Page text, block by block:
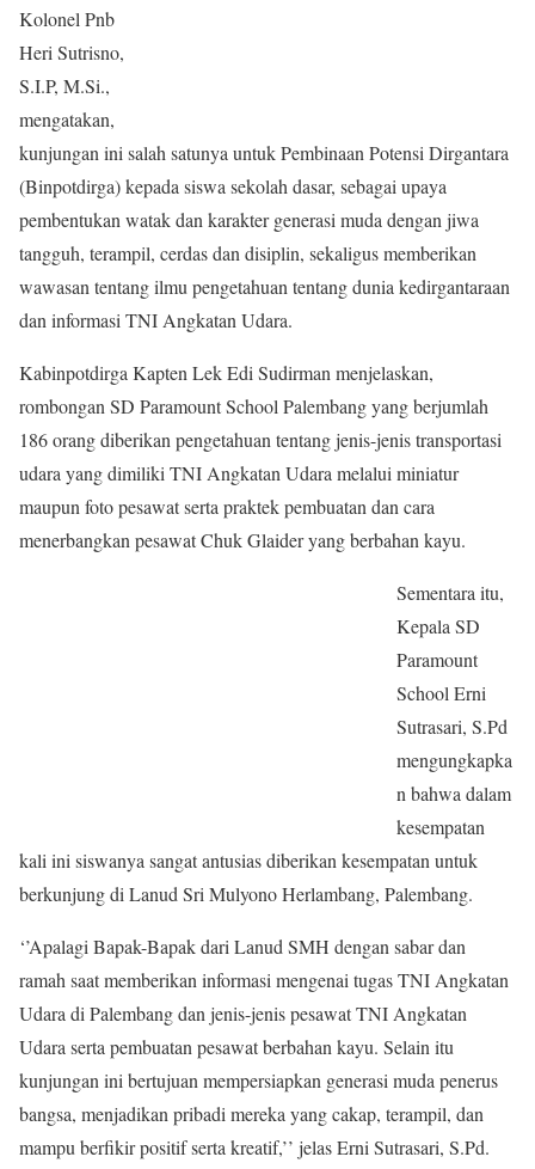
Kolonel Pnb
Heri Sutrisno,
S.I.P, M.Si.,
mengatakan,
kunjungan ini salah satunya untuk Pembinaan Potensi Dirgantara
(Binpotdirga) kepada siswa sekolah dasar, sebagai upaya
pembentukan watak dan karakter generasi muda dengan jiwa
tangguh, terampil, cerdas dan disiplin, sekaligus memberikan
wawasan tentang ilmu pengetahuan tentang dunia kedirgantaraan
dan informasi TNI Angkatan Udara.
Kabinpotdirga Kapten Lek Edi Sudirman menjelaskan,
rombongan SD Paramount School Palembang yang berjumlah
186 orang diberikan pengetahuan tentang jenis-jenis transportasi
udara yang dimiliki TNI Angkatan Udara melalui miniatur
maupun foto pesawat serta praktek pembuatan dan cara
menerbangkan pesawat Chuk Glaider yang berbahan kayu.
Sementara itu,
Kepala SD
Paramount
School Erni
Sutrasari, S.Pd
mengungkapka
n bahwa dalam
kesempatan
kali ini siswanya sangat antusias diberikan kesempatan untuk
berkunjung di Lanud Sri Mulyono Herlambang, Palembang.
‘’Apalagi Bapak-Bapak dari Lanud SMH dengan sabar dan
ramah saat memberikan informasi mengenai tugas TNI Angkatan
Udara di Palembang dan jenis-jenis pesawat TNI Angkatan
Udara serta pembuatan pesawat berbahan kayu. Selain itu
kunjungan ini bertujuan mempersiapkan generasi muda penerus
bangsa, menjadikan pribadi mereka yang cakap, terampil, dan
mampu berfikir positif serta kreatif,’’ jelas Erni Sutrasari, S.Pd.